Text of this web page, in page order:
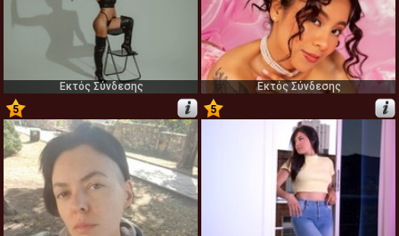
Εκτός Σύνδεσης
Εκτός Σύνδεσης
5
69
5